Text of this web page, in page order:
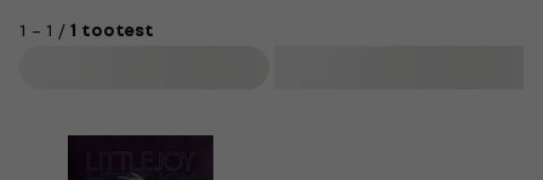
1 – 1 /1 tootest